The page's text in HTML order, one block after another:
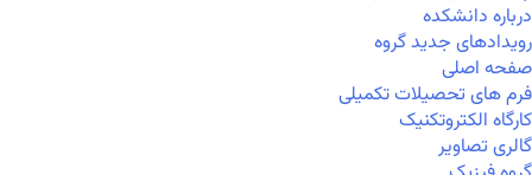
درباره دانشکده
رویدادهای جدید گروه
صفحه اصلی
فرم های تحصیلات تکمیلی
کارگاه الکتروتکنیک
گالری تصاویر